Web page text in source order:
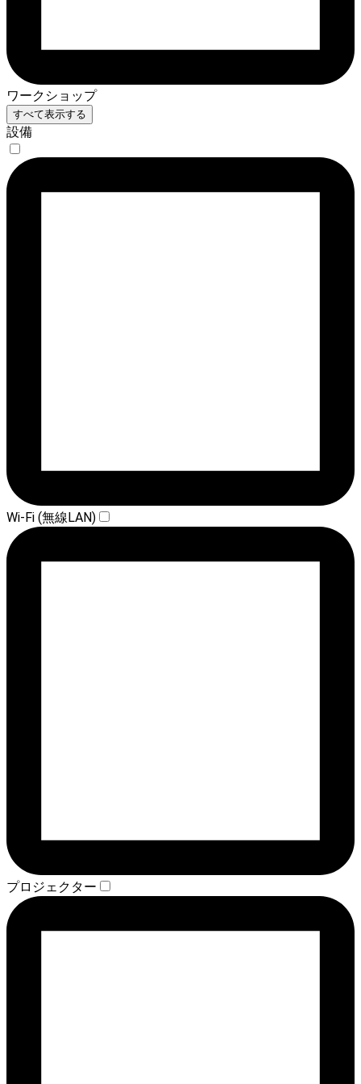
ワークショップ
すべて表示する
設備
Wi-Fi (無線LAN)
プロジェクター